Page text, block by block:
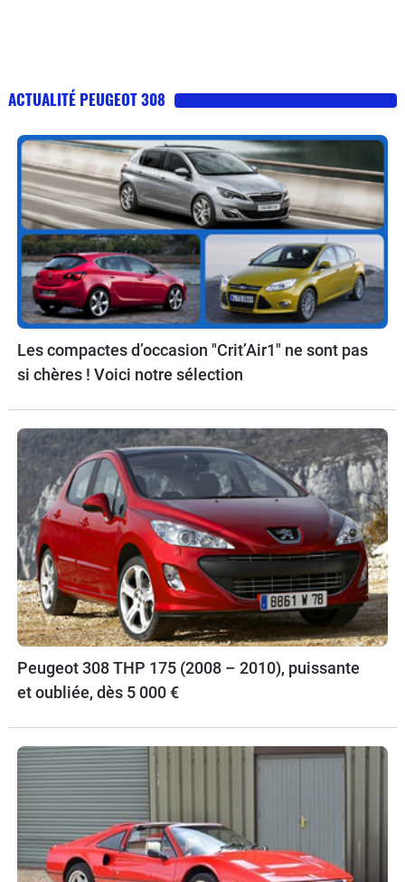
ACTUALITÉ PEUGEOT 308
Les compactes d’occasion "Crit’Air1" ne sont pas
si chères ! Voici notre sélection
Peugeot 308 THP 175 (2008 – 2010), puissante
et oubliée, dès 5 000 €